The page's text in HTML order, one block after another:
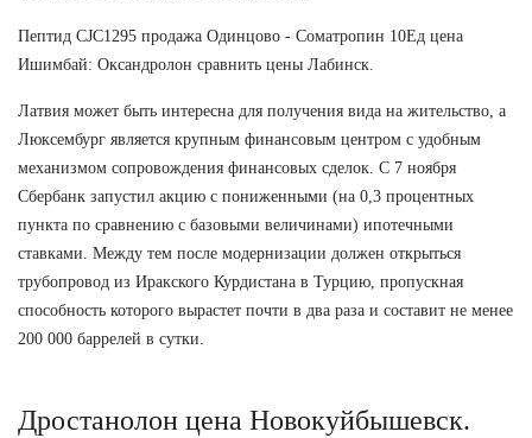
Пептид CJC1295 продажа Одинцово - Cоматропин 10Ед цена
Ишимбай: Оксандролон сравнить цены Лабинск.
Латвия может быть интересна для получения вида на жительство, а
Люксембург является крупным финансовым центром с удобным
механизмом сопровождения финансовых сделок. С 7 ноября
Сбербанк запустил акцию с пониженными (на 0,3 процентных
пункта по сравнению с базовыми величинами) ипотечными
ставками. Между тем после модернизации должен открыться
трубопровод из Иракского Курдистана в Турцию, пропускная
способность которого вырастет почти в два раза и составит не менее
200 000 баррелей в сутки.
Дростанолон цена Новокуйбышевск.